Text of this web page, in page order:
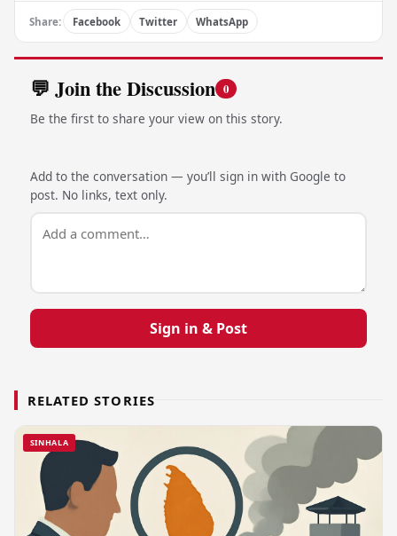
Share: Facebook Twitter WhatsApp
💬 Join the Discussion 0
Be the first to share your view on this story.
Add to the conversation — you’ll sign in with Google to
post. No links, text only.
Sign in & Post
RELATED STORIES
SINHALA